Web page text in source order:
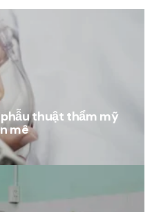
thuật thẩm mỹ
mê